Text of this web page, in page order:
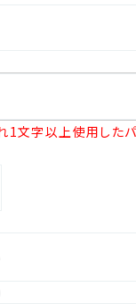
文字以上使用したパ